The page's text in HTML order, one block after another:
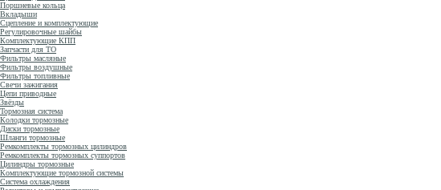
Поршневые кольца
Вкладыши
Сцепление и комплектующие
Регулировочные шайбы
Комплектующие КПП
Запчасти для ТО
Фильтры масляные
Фильтры воздушные
Фильтры топливные
Свечи зажигания
Цепи приводные
Звёзды
Тормозная система
Колодки тормозные
Диски тормозные
Шланги тормозные
Ремкомплекты тормозных цилиндров
Ремкомплекты тормозных суппортов
Цилиндры тормозные
Комплектующие тормозной системы
Система охлаждения